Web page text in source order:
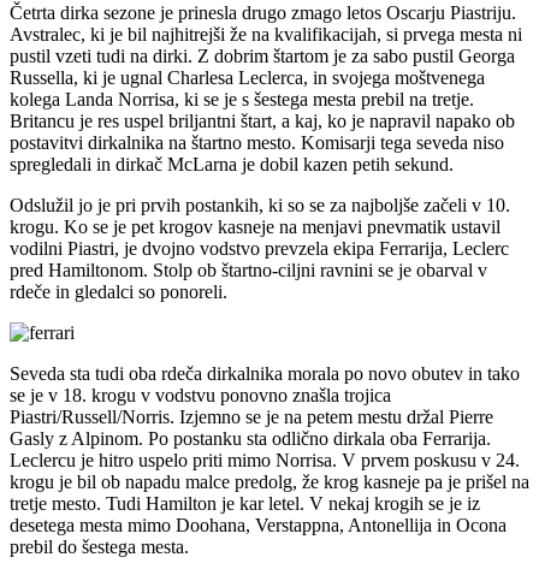
Četrta dirka sezone je prinesla drugo zmago letos Oscarju Piastriju.
Avstralec, ki je bil najhitrejši že na kvalifikacijah, si prvega mesta ni
pustil vzeti tudi na dirki. Z dobrim štartom je za sabo pustil Georga
Russella, ki je ugnal Charlesa Leclerca, in svojega moštvenega
kolega Landa Norrisa, ki se je s šestega mesta prebil na tretje.
Britancu je res uspel briljantni štart, a kaj, ko je napravil napako ob
postavitvi dirkalnika na štartno mesto. Komisarji tega seveda niso
spregledali in dirkač McLarna je dobil kazen petih sekund.
Odslužil jo je pri prvih postankih, ki so se za najboljše začeli v 10.
krogu. Ko se je pet krogov kasneje na menjavi pnevmatik ustavil
vodilni Piastri, je dvojno vodstvo prevzela ekipa Ferrarija, Leclerc
pred Hamiltonom. Stolp ob štartno-ciljni ravnini se je obarval v
rdeče in gledalci so ponoreli.
Seveda sta tudi oba rdeča dirkalnika morala po novo obutev in tako
se je v 18. krogu v vodstvu ponovno znašla trojica
Piastri/Russell/Norris. Izjemno se je na petem mestu držal Pierre
Gasly z Alpinom. Po postanku sta odlično dirkala oba Ferrarija.
Leclercu je hitro uspelo priti mimo Norrisa. V prvem poskusu v 24.
krogu je bil ob napadu malce predolg, že krog kasneje pa je prišel na
tretje mesto. Tudi Hamilton je kar letel. V nekaj krogih se je iz
desetega mesta mimo Doohana, Verstappna, Antonellija in Ocona
prebil do šestega mesta.